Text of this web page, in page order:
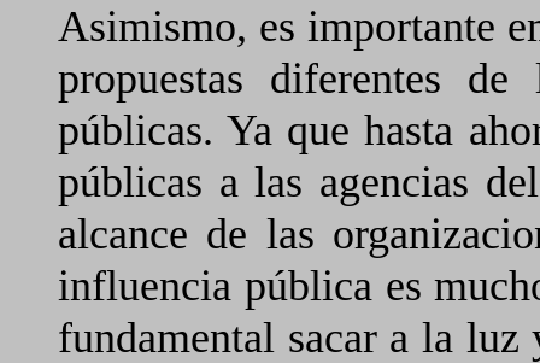
Asimismo, es importante
propuestas diferentes
públicas. Ya que hasta
públicas a las agencias
alcance de las
influencia pública es
fundamental sacar a la